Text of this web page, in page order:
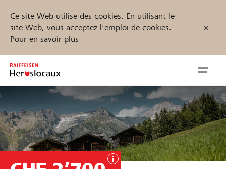
Ce site Web utilise des cookies. En utilisant le
site Web, vous acceptez l'emploi de cookies.
Pour en savoir plus
Inhalt
springen
öffnen
Trouvez des projets et des organisations
Démarrez maintenant